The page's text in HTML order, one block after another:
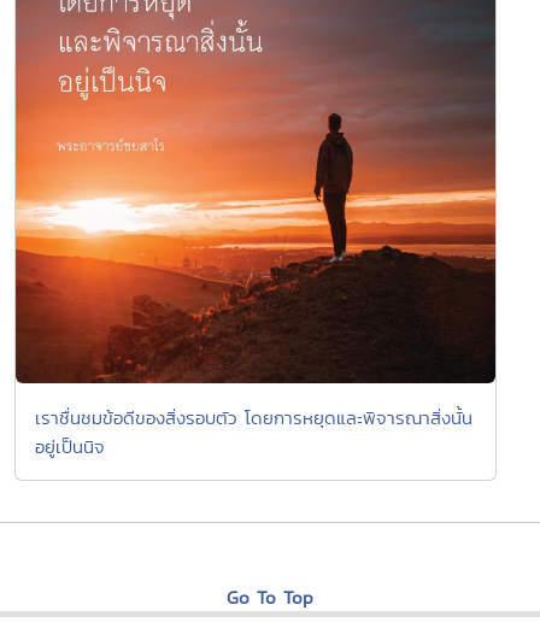
เราชื่นชมข้อดีของสิ่งรอบตัว โดยการหยุดและพิจารณาสิ่งนั้น
อยู่เป็นนิจ
Go To Top